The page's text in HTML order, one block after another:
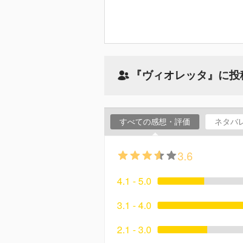
『ヴィオレッタ』に
すべての感想・評価 ネタバ
3.6
4.1 - 5.0
3.1 - 4.0
2.1 - 3.0